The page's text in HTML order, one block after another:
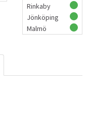
Rinkaby
Jönköping
Malmö